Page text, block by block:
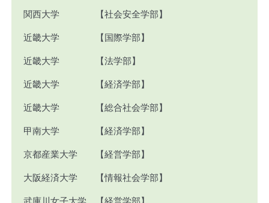
関西大学 【社会安全学部】
近畿大学 【国際学部】
近畿大学 【法学部】
近畿大学 【経済学部】
近畿大学 【総合社会学部】
甲南大学 【経済学部】
京都産業大学 【経営学部】
大阪経済大学 【情報社会学部】